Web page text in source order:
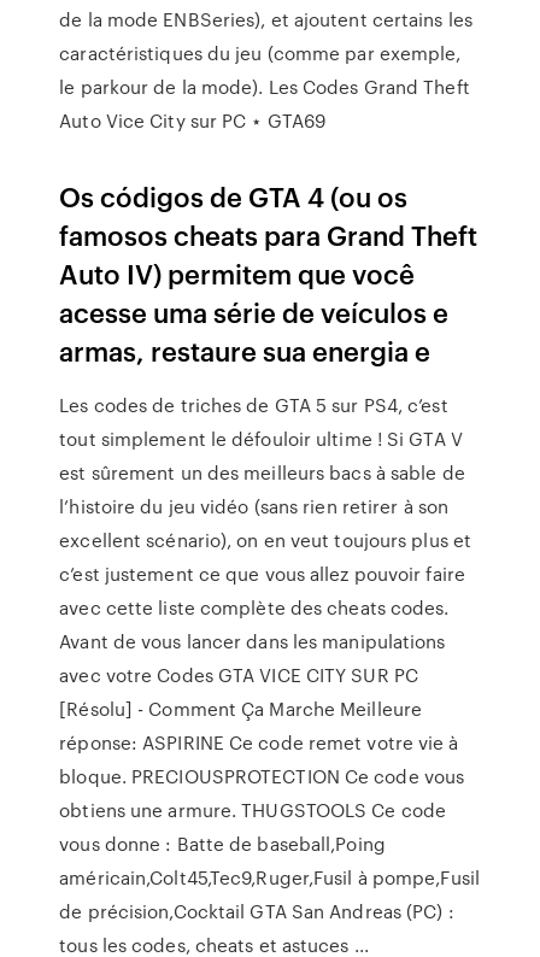
de la mode ENBSeries), et ajoutent certains les
caractéristiques du jeu (comme par exemple,
le parkour de la mode). Les Codes Grand Theft
Auto Vice City sur PC ⋆ GTA69
Os códigos de GTA 4 (ou os
famosos cheats para Grand Theft
Auto IV) permitem que você
acesse uma série de veículos e
armas, restaure sua energia e
Les codes de triches de GTA 5 sur PS4, c’est
tout simplement le défouloir ultime ! Si GTA V
est sûrement un des meilleurs bacs à sable de
l’histoire du jeu vidéo (sans rien retirer à son
excellent scénario), on en veut toujours plus et
c’est justement ce que vous allez pouvoir faire
avec cette liste complète des cheats codes.
Avant de vous lancer dans les manipulations
avec votre Codes GTA VICE CITY SUR PC
[Résolu] - Comment Ça Marche Meilleure
réponse: ASPIRINE Ce code remet votre vie à
bloque. PRECIOUSPROTECTION Ce code vous
obtiens une armure. THUGSTOOLS Ce code
vous donne : Batte de baseball,Poing
américain,Colt45,Tec9,Ruger,Fusil à pompe,Fusil
de précision,Cocktail GTA San Andreas (PC) :
tous les codes, cheats et astuces ...